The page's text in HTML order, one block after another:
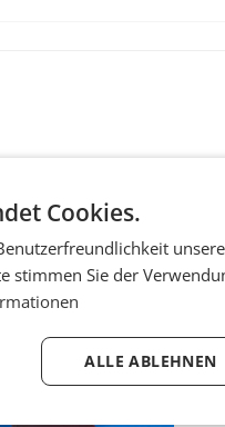
Cookies.
stimmen Sie der
ALLE ABLEHNEN